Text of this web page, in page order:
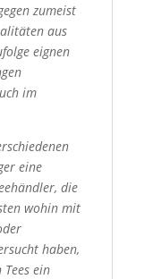
zumeist
aus
eignen
im
eine
die
wohin mit
haben,
ein